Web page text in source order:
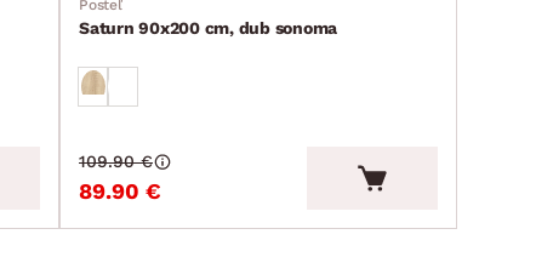
Posteľ
Saturn 90x200 cm, dub sonoma
89.90 €
109.90 €